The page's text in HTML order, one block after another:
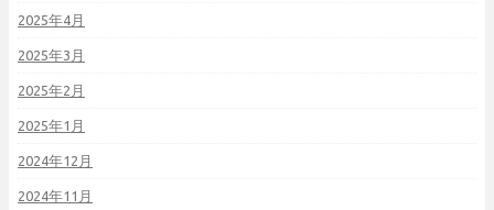
2025年4月
2025年3月
2025年2月
2025年1月
2024年12月
2024年11月